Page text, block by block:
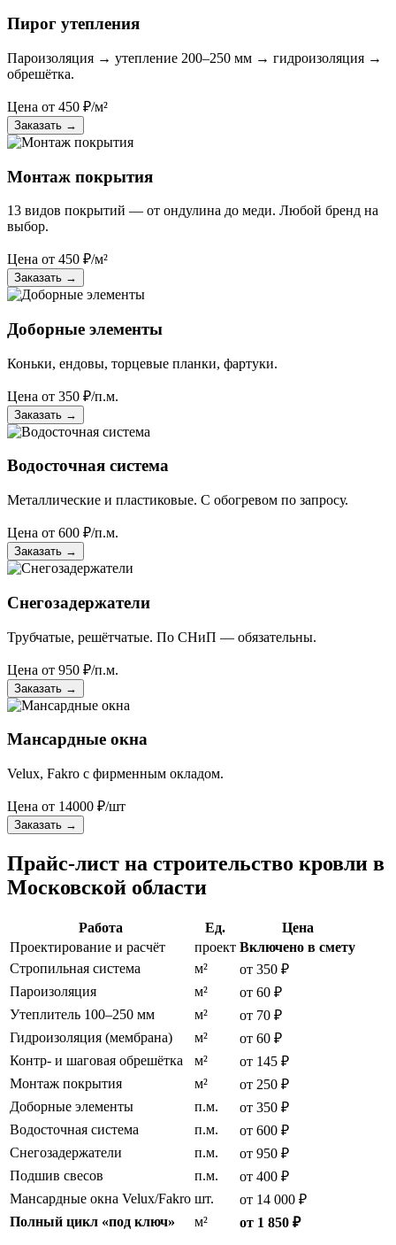
Пирог утепления
Пароизоляция → утепление 200–250 мм → гидроизоляция →
обрешётка.
Цена от 450 ₽/м²
Заказать →
Монтаж покрытия
13 видов покрытий — от ондулина до меди. Любой бренд на
выбор.
Цена от 450 ₽/м²
Заказать →
Доборные элементы
Коньки, ендовы, торцевые планки, фартуки.
Цена от 350 ₽/п.м.
Заказать →
Водосточная система
Металлические и пластиковые. С обогревом по запросу.
Цена от 600 ₽/п.м.
Заказать →
Снегозадержатели
Трубчатые, решётчатые. По СНиП — обязательны.
Цена от 950 ₽/п.м.
Заказать →
Мансардные окна
Velux, Fakro с фирменным окладом.
Цена от 14000 ₽/шт
Заказать →
Прайс-лист на строительство кровли в
Московской области
Работа Ед.
Цена
Проектирование и расчёт
проект Включено в смету
Стропильная система
м²
от 350 ₽
Пароизоляция
м²
от 60 ₽
Утеплитель 100–250 мм
м²
от 70 ₽
Гидроизоляция (мембрана)
м²
от 60 ₽
Контр- и шаговая обрешётка
м²
от 145 ₽
Монтаж покрытия
м²
от 250 ₽
Доборные элементы
п.м.
от 350 ₽
Водосточная система
п.м.
от 600 ₽
Снегозадержатели
п.м.
от 950 ₽
Подшив свесов
п.м.
от 400 ₽
Мансардные окна Velux/Fakro шт.
от 14 000 ₽
Полный цикл «под ключ»
м² от 1 850 ₽